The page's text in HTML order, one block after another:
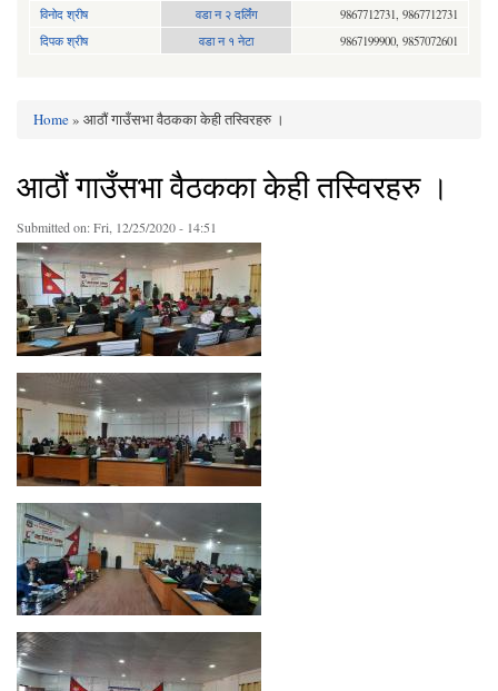
विनोद श्रीष
वडा न २ दर्लिंग
9867712731, 9867712731
दिपक श्रीष
वडा न १ नेटा 9867199900, 9857072601
Home» आठौं गाउँसभा वैठकका केही तस्विरहरु ।
आठौं गाउँसभा वैठकका केही तस्विरहरु ।
Submitted on:Fri, 12/25/2020 - 14:51